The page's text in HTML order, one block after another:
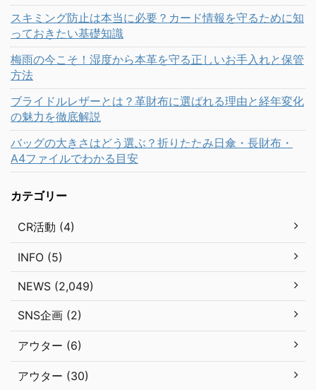
スキミング防止は本当に必要？カード情報を守るために知
っておきたい基礎知識
梅雨の今こそ！湿度から本革を守る正しいお手入れと保管
方法
ブライドルレザーとは？革財布に選ばれる理由と経年変化
の魅力を徹底解説
バッグの大きさはどう選ぶ？折りたたみ日傘・長財布・
A4ファイルでわかる目安
カテゴリー
CR活動 (4)
INFO (5)
NEWS (2,049)
SNS企画 (2)
アウター (6)
アウター (30)